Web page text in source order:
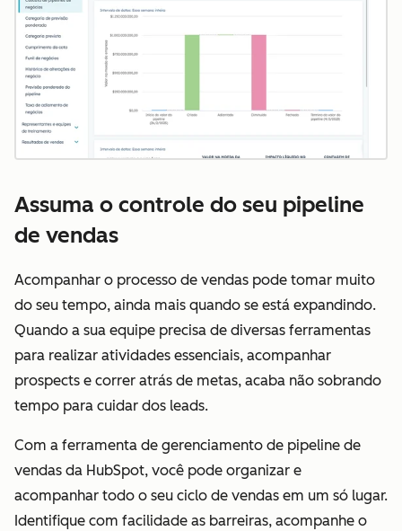
Assuma o controle do seu pipeline
de vendas
Acompanhar o processo de vendas pode tomar muito
do seu tempo, ainda mais quando se está expandindo.
Quando a sua equipe precisa de diversas ferramentas
para realizar atividades essenciais, acompanhar
prospects e correr atrás de metas, acaba não sobrando
tempo para cuidar dos leads.
Com a ferramenta de gerenciamento de pipeline de
vendas da HubSpot, você pode organizar e
acompanhar todo o seu ciclo de vendas em um só lugar.
Identifique com facilidade as barreiras, acompanhe o